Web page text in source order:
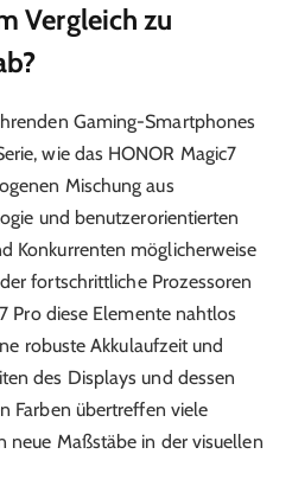
Vergleich zu
Gaming-Smartphones
wie das HONOR Magic7
Mischung aus
und benutzerorientierten
Konkurrenten möglicherweise
fortschrittliche Prozessoren
Pro diese Elemente nahtlos
robuste Akkulaufzeit und
des Displays und dessen
Farben übertreffen viele
neue Maßstäbe in der visuellen